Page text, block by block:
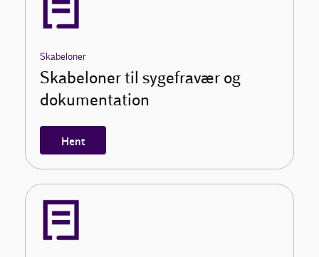
Skabeloner
Skabeloner til sygefravær og
dokumentation
Hent